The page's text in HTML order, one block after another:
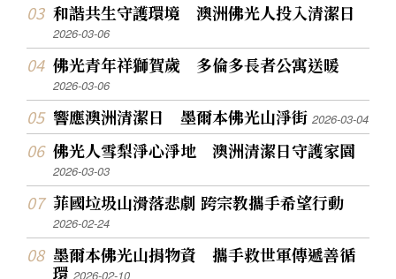
和諧共生守護環境 澳洲佛光人投入清潔日
2026-03-06
佛光青年祥獅賀歲 多倫多長者公寓送暖
2026-03-06
響應澳洲清潔日 墨爾本佛光山淨街2026-03-04
佛光人雪梨淨心淨地 澳洲清潔日守護家園
2026-03-03
菲國垃圾山滑落悲劇 跨宗教攜手希望行動
2026-02-24
墨爾本佛光山捐物資 攜手救世軍傳遞善循
環2026-02-10